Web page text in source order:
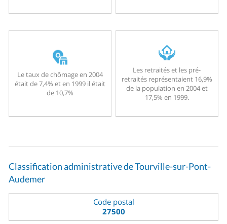
Le taux de chômage en 2004
était de 7,4% et en 1999 il était
de 10,7%
Les retraités et les pré-
retraités représentaient 16,9%
de la population en 2004 et
17,5% en 1999.
Classification administrative de Tourville-sur-Pont-
Audemer
Code postal
27500